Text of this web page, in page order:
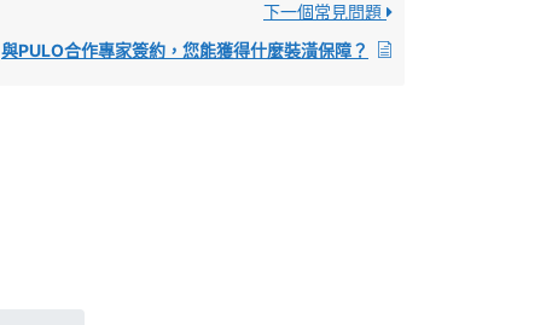
下一個常見問題
與PULO合作專家簽約，您能獲得什麼裝潢保障？